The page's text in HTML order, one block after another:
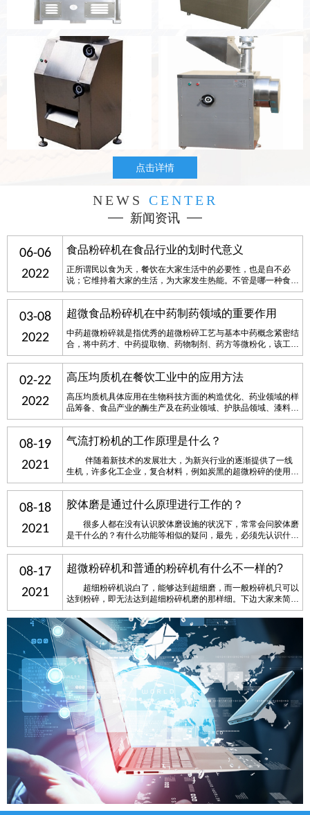
油性粉碎机
点击详情
NEWS CENTER
新闻资讯
06-06
2022
食品粉碎机在食品行业的划时代意义
正所谓民以食为天，餐饮在大家生活中的必要性，也是自不必
说；它维持着大家的生活，为大家发生热能。不管是哪一种食
材，它的生产全是须要运用食品粉碎机。通常食品加工厂、调味
品生产厂全是用食品粉碎机来生产，由于跟经典破碎设施对比，
破碎功能强，耗能低，商品粒度小而匀称，减少了过破碎状况，
03-08
2022
超微食品粉碎机​在中药制药领域的重要作用
中药超微粉碎就是指优秀的超微粉碎工艺与基本中药概念紧密结
合，将中药才、中药提取物、药物制剂、药方等微粉化，该工艺
提升了中药材的质量，提升了中药材的使用率，推动了中药的规
范化，是中药工业化的重要环节其一。超微食品粉碎机做为药机
领域中的具体设施，具体有下列几层面的优点：节省材料，减少
02-22
2022
高压均质机在餐饮工业中的应用方法
高压均质机具体应用在生物科技方面的构造优化、药业领域的样
品筹备、食品产业的酶生产及在药业领域、护肤品领域、漆料领
域和石化工业等领域。该设备选用不锈钢体系，可高效的分开护
体样品表层和被涵盖在其中的微生物均一样本，样品装在1次性
灭菌匀质袋里，不与设备触碰，符合迅速、結果精确、反复性好
08-19
2021
气流打粉机的工作原理是什么？
伴随着新技术的发展壮大，为新兴行业的逐渐提供了一线
生机，许多化工企业，复合材料，例如炭黑的超微粉碎的使用等
都是使用大家的气流粉碎机。这一气流粉碎机的特点比较多，它
是借助气旋靠原材料本身撞击满足必须的目数。那样就确保了原
材料的纯净度。脆性断裂越好的原材料……
08-18
2021
胶体磨是通过什么原理进行工作的？
很多人都在没有认识胶体磨设施的状况下，常常会问胶体磨
是干什么的？有什么功能等相似的疑问，最先，必须先认识什么
是胶体磨，胶体磨从字面意思上能够解释为对胶体溶液开展碾磨
的一个设施，它是一个由电动机推动磨子做离心转动，能够对原
材料开展微小破碎处置的设施。 &……
08-17
2021
超微粉碎机和普通的粉碎机有什么不一样的?
超细粉碎机说白了，能够达到超细磨，而一般粉碎机只可以
达到粉碎，即无法达到超细粉碎机磨的那样细。下边大家来简略
认识一下超细粉碎机和一般粉碎机在粉碎上的差别。具体取决于
粉碎的目数不同，那样干扰目数的要素是什么呢？ ……